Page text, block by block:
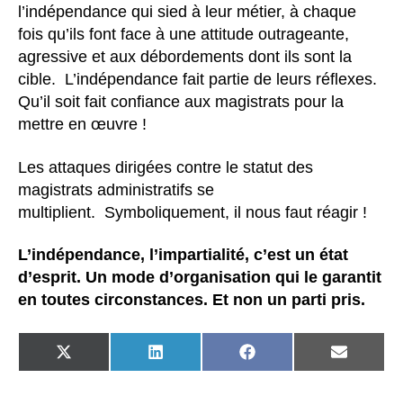
l’indépendance qui sied à leur métier, à chaque
fois qu’ils font face à une attitude outrageante,
agressive et aux débordements dont ils sont la
cible. L’indépendance fait partie de leurs réflexes.
Qu’il soit fait confiance aux magistrats pour la
mettre en œuvre !
Les attaques dirigées contre le statut des
magistrats administratifs se
multiplient. Symboliquement, il nous faut réagir !
L’indépendance, l’impartialité, c’est un état
d’esprit. Un mode d’organisation qui le garantit
en toutes circonstances. Et non un parti pris.
SHARE
ON
SHARE
ON
SHARE
ON
SHARE
ON